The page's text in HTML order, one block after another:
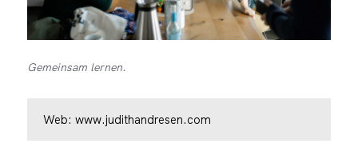
Gemeinsam lernen.
Web: www.judithandresen.com